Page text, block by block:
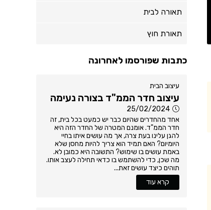
תאורה לבית
תאורת חוץ
כתבות שפורסמו לאחרונה
עיצוב הבית
עיצוב חדר הממ"ד בצורה נעימה
25/02/2024
אחד מהחדרים שהיום כבר יש כמעט בכל בית, זה
חדר הממ"ד. אומנם המטרה של החדר הזה היא
להגן עלינו בעת צרה, אך מה עושים איתו בחיי
היומיום? האם תמיד הוא צריך להיות מחסן שלא
באמת עושים בו שימוש? התשובה היא כמובן לא.
מה שכן, כדי להשתמש בו כדאי תחילה לעצב אותו.
תוהים כיצד עושים זאת...
קרא עוד